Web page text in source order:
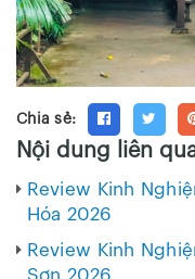
Chia sẻ:
Nội dung liên
Review Kinh
Hóa 2026
Review Kinh
Sơn 2026